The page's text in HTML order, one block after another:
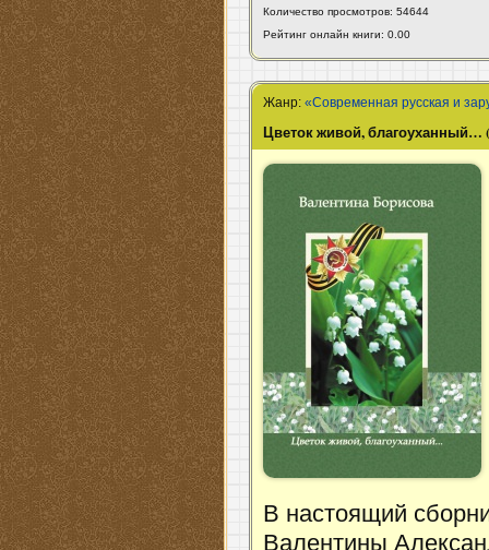
Количество просмотров: 54644
Рейтинг онлайн книги: 0.00
Жанр:«Современная русская и
Цветок живой, благоуханный…
В настоящий
Валентины